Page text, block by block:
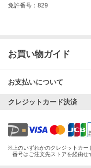
免許番号： 829
お買い物ガイド
お支払いについて
クレジットカード決済
※ 上のいずれかのクレジットカ
番号はご注文先ストアを経由せ